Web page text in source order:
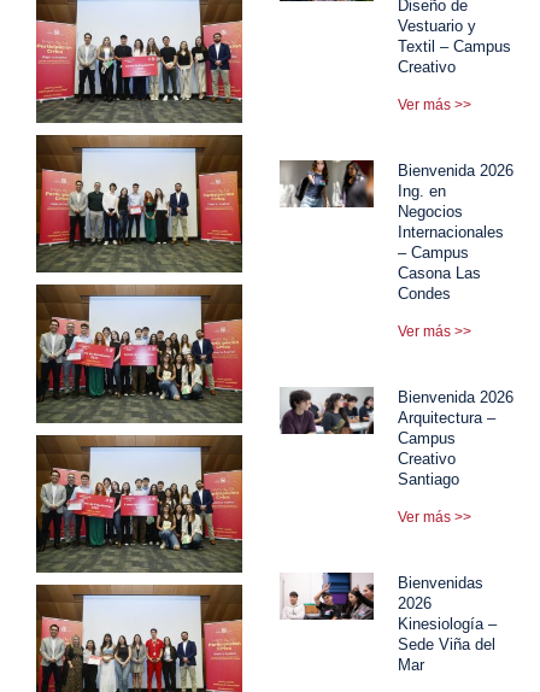
Diseño de
Vestuario y
Textil – Campus
Creativo
Ver más >>
Bienvenida 2026
Ing. en
Negocios
Internacionales
– Campus
Casona Las
Condes
Ver más >>
Bienvenida 2026
Arquitectura –
Campus
Creativo
Santiago
Ver más >>
Bienvenidas
2026
Kinesiología –
Sede Viña del
Mar